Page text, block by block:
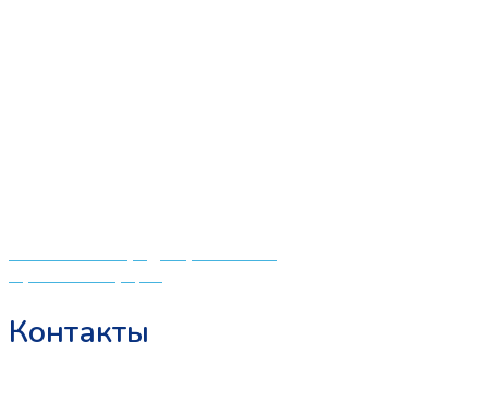
Политика конфиденциальности
Публичная оферта
Контакты